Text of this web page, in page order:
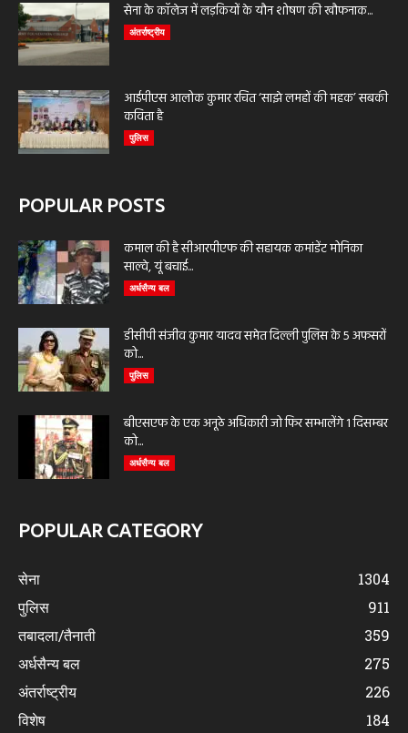
सेना के कॉलेज में लड़कियों के यौन शोषण की खौफनाक...
अंतर्राष्ट्रीय
आईपीएस आलोक कुमार रचित ‘साझे लमहों की महक’ सबकी
कविता है
पुलिस
POPULAR POSTS
कमाल की है सीआरपीएफ की सहायक कमांडेंट मोनिका
साल्वे, यूं बचाई...
अर्धसैन्य बल
डीसीपी संजीव कुमार यादव समेत दिल्ली पुलिस के 5 अफसरों
को...
पुलिस
बीएसएफ के एक अनूठे अधिकारी जो फिर सम्भालेंगे 1 दिसम्बर
को...
अर्धसैन्य बल
POPULAR CATEGORY
सेना
1304
पुलिस
911
तबादला/तैनाती
359
अर्धसैन्य बल
275
अंतर्राष्ट्रीय
226
विशेष
184